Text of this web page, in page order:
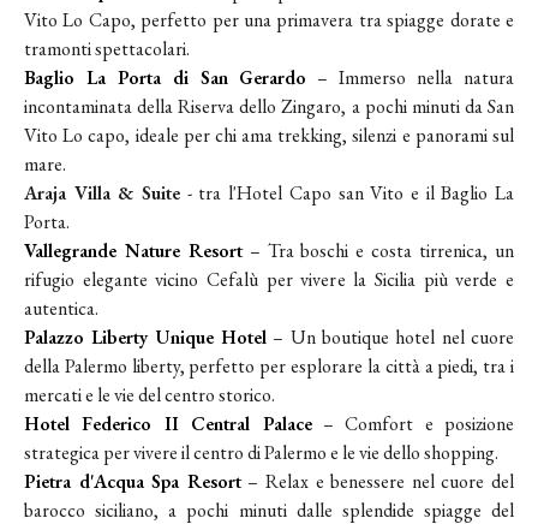
Vito Lo Capo, perfetto per una primavera tra spiagge dorate e
tramonti spettacolari.
Baglio La Porta di San Gerardo – Immerso nella natura
incontaminata della Riserva dello Zingaro, a pochi minuti da San
Vito Lo capo, ideale per chi ama trekking, silenzi e panorami sul
mare.
Araja Villa & Suite - tra l'Hotel Capo san Vito e il Baglio La
Porta.
Vallegrande Nature Resort– Tra boschi e costa tirrenica, un
rifugio elegante vicino Cefalù per vivere la Sicilia più verde e
autentica.
Palazzo Liberty Unique Hotel – Un boutique hotel nel cuore
della Palermo liberty, perfetto per esplorare la città a piedi, tra i
mercati e le vie del centro storico.
Hotel Federico II Central Palace – Comfort e posizione
strategica per vivere il centro di Palermo e le vie dello shopping.
Pietra d'Acqua Spa Resort– Relax e benessere nel cuore del
barocco siciliano, a pochi minuti dalle splendide spiagge del